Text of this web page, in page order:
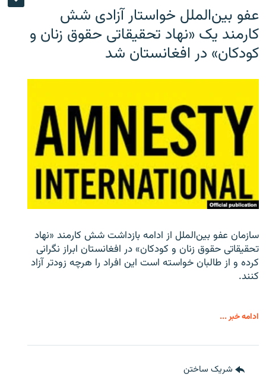
عفو بین‌الملل خواستار آزادی شش
کارمند یک «نهاد تحقیقاتی حقوق زنان و
کودکان» در افغانستان شد
سازمان عفو بین‌الملل از ادامه بازداشت شش کارمند «نهاد
تحقیقاتی حقوق زنان و کودکان» در افغانستان ابراز نگرانی
کرده و از طالبان خواسته است این افراد را هرچه زودتر آزاد
کنند.
ادامه خبر ...
شریک ساختن